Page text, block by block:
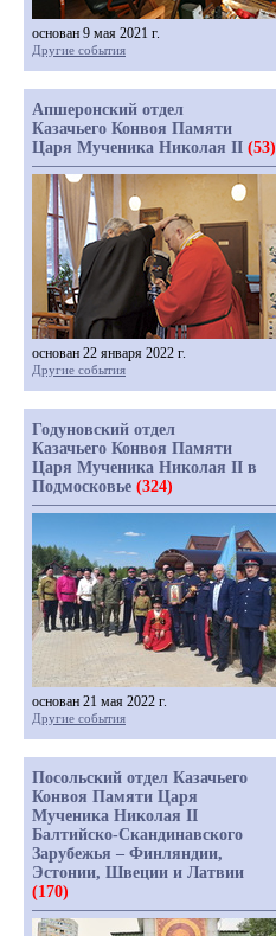
основан 9 мая 2021 г.
Другие события
Апшеронский отдел
Казачьего Конвоя Памяти
Царя Мученика Николая II (53)
основан 22 января 2022 г.
Другие события
Годуновский отдел
Казачьего Конвоя Памяти
Царя Мученика Николая II в
Подмосковье (324)
основан 21 мая 2022 г.
Другие события
Посольский отдел Казачьего
Конвоя Памяти Царя
Мученика Николая II
Балтийско-Скандинавского
Зарубежья – Финляндии,
Эстонии, Швеции и Латвии
(170)